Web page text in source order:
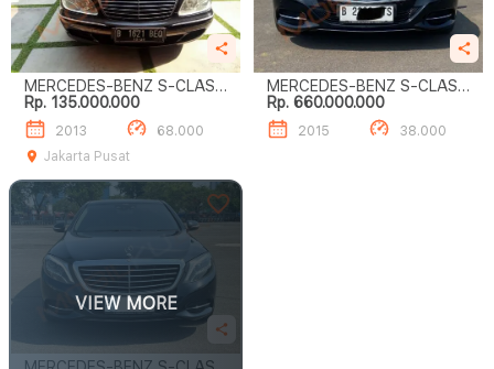
MERCEDES-BENZ S-CLASS
S500
Rp. 135.000.000
2013
68.000
Jakarta Pusat
MERCEDES-BENZ S-CLASS
S400 L
Rp. 660.000.000
2015 38.000
VIEW MORE